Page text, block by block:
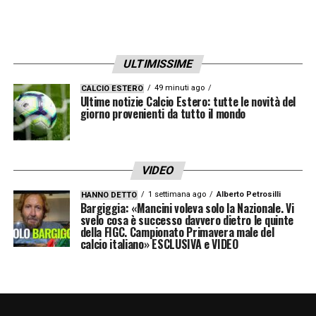
LA PLAYLIST DELLE NOSTRE TOP NEWS
ULTIMISSIME
CALCIO ESTERO 49 minuti ago
Ultime notizie Calcio Estero: tutte le novità del
giorno provenienti da tutto il mondo
VIDEO
HANNO DETTO 1 settimana ago Alberto Petrosilli
Bargiggia: «Mancini voleva solo la Nazionale. Vi
svelo cosa è successo davvero dietro le quinte
della FIGC. Campionato Primavera male del
calcio italiano» ESCLUSIVA e VIDEO